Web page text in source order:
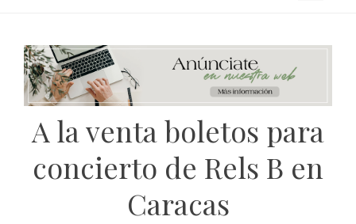
A la venta boletos para
concierto de Rels B en
Caracas